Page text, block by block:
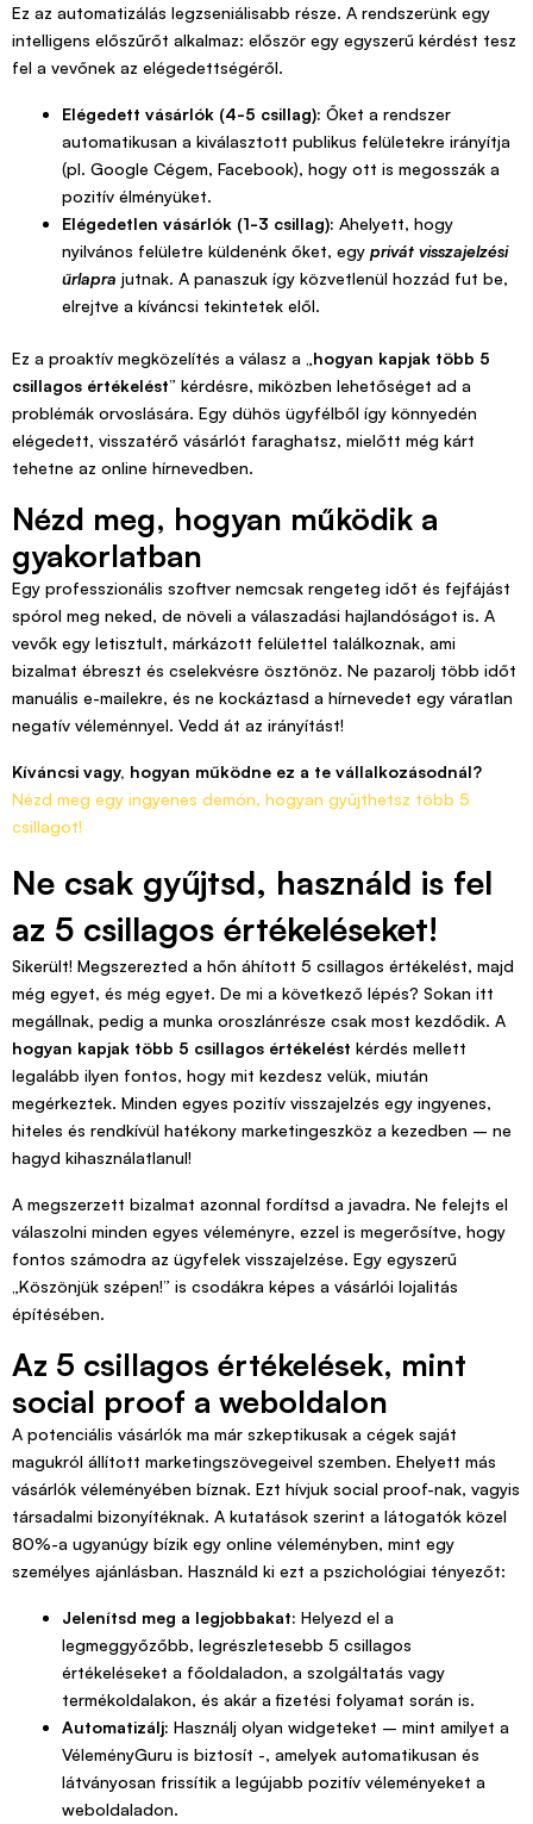
Ez az automatizálás legzseniálisabb része. A rendszerünk egy
intelligens előszűrőt alkalmaz: először egy egyszerű kérdést tesz
fel a vevőnek az elégedettségéről.
Elégedett vásárlók (4-5 csillag): Őket a rendszer
automatikusan a kiválasztott publikus felületekre irányítja
(pl. Google Cégem, Facebook), hogy ott is megosszák a
pozitív élményüket.
Elégedetlen vásárlók (1-3 csillag): Ahelyett, hogy
nyilvános felületre küldenénk őket, egy privát visszajelzési
űrlapra jutnak. A panaszuk így közvetlenül hozzád fut be,
elrejtve a kíváncsi tekintetek elől.
Ez a proaktív megközelítés a válasz a „ hogyan kapjak több 5
csillagos értékelést” kérdésre, miközben lehetőséget ad a
problémák orvoslására. Egy dühös ügyfélből így könnyedén
elégedett, visszatérő vásárlót faraghatsz, mielőtt még kárt
tehetne az online hírnevedben.
Nézd meg, hogyan működik a
gyakorlatban
Egy professzionális szoftver nemcsak rengeteg időt és fejfájást
spórol meg neked, de növeli a válaszadási hajlandóságot is. A
vevők egy letisztult, márkázott felülettel találkoznak, ami
bizalmat ébreszt és cselekvésre ösztönöz. Ne pazarolj több időt
manuális e-mailekre, és ne kockáztasd a hírnevedet egy váratlan
negatív véleménnyel. Vedd át az irányítást!
Kíváncsi vagy, hogyan működne ez a te vállalkozásodnál?
Nézd meg egy ingyenes demón, hogyan gyűjthetsz több 5
csillagot!
Ne csak gyűjtsd, használd is fel
az 5 csillagos értékeléseket!
Sikerült! Megszerezted a hőn áhított 5 csillagos értékelést, majd
még egyet, és még egyet. De mi a következő lépés? Sokan itt
megállnak, pedig a munka oroszlánrésze csak most kezdődik. A
hogyan kapjak több 5 csillagos értékelést kérdés mellett
legalább ilyen fontos, hogy mit kezdesz velük, miután
megérkeztek. Minden egyes pozitív visszajelzés egy ingyenes,
hiteles és rendkívül hatékony marketingeszköz a kezedben – ne
hagyd kihasználatlanul!
A megszerzett bizalmat azonnal fordítsd a javadra. Ne felejts el
válaszolni minden egyes véleményre, ezzel is megerősítve, hogy
fontos számodra az ügyfelek visszajelzése. Egy egyszerű
„Köszönjük szépen!” is csodákra képes a vásárlói lojalitás
építésében.
Az 5 csillagos értékelések, mint
social proof a weboldalon
A potenciális vásárlók ma már szkeptikusak a cégek saját
magukról állított marketingszövegeivel szemben. Ehelyett más
vásárlók véleményében bíznak. Ezt hívjuk social proof-nak, vagyis
társadalmi bizonyítéknak. A kutatások szerint a látogatók közel
80%-a ugyanúgy bízik egy online véleményben, mint egy
személyes ajánlásban. Használd ki ezt a pszichológiai tényezőt:
Jelenítsd meg a legjobbakat: Helyezd el a
legmeggyőzőbb, legrészletesebb 5 csillagos
értékeléseket a főoldaladon, a szolgáltatás vagy
termékoldalakon, és akár a fizetési folyamat során is.
Automatizálj: Használj olyan widgeteket – mint amilyet a
VéleményGuru is biztosít -, amelyek automatikusan és
látványosan frissítik a legújabb pozitív véleményeket a
weboldaladon.